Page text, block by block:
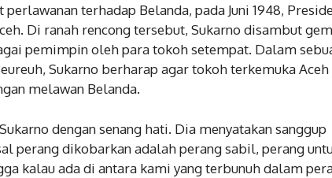
terhadap Belanda, pada Juni 1948,
Di ranah rencong tersebut, Sukarno disambut
pemimpin oleh para tokoh setempat. Dalam
Sukarno berharap agar tokoh terkemuka
melawan Belanda.
dengan senang hati. Dia menyatakan sanggup
perang dikobarkan adalah perang sabil, perang
kalau ada di antara kami yang terbunuh dalam